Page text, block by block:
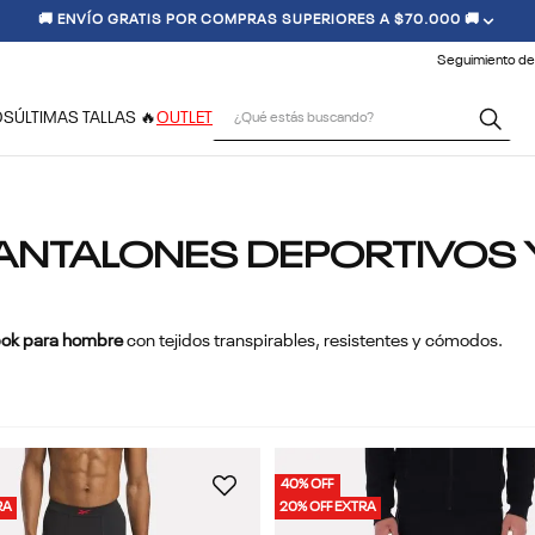
🚚 ENVÍO GRATIS POR COMPRAS SUPERIORES A $70.000 🚚
Seguimiento
ÚLTIMAS TALLAS 🔥OUTLET
para hombrecon tejidos transpirables, resistentes y cómodos.
40% OFF
20% OFF EXTRA